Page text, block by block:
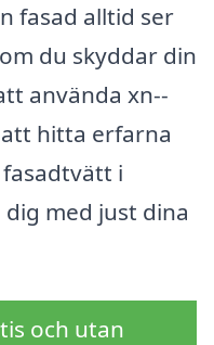
fasad alltid ser
du skyddar din
använda xn--
hitta erfarna
i
med just dina
och utan